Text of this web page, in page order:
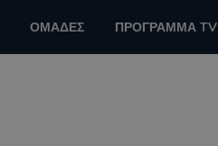
ΟΜΑΔΕΣ ΠΡΟΓΡΑΜΜΑ TV